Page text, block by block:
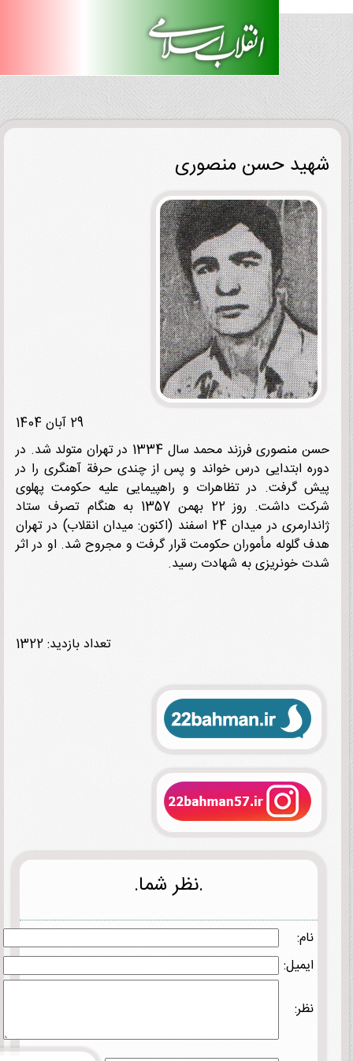
حسن منصوری
حسن منصوری فرزند محمد سال 1334 در تهران متولد شد. در
ابتدایی درس خواند و پس از چندی حرفة آهنگری را در
گرفت. در تظاهرات و راهپیمایی علیه حکومت پهلوی
شرکت داشت. روز 22 بهمن 1357 به هنگام تصرف ستاد
ژاندارمری در میدان 24 اسفند (اکنون: میدان انقلاب) در تهران
گلوله مأموران حکومت قرار گرفت و مجروح شد. او در اثر
خونریزی به شهادت رسید.
تعداد بازدید: 1322
.نظر شما.